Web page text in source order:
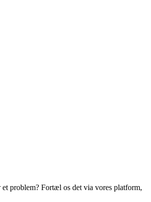
problem? Fortæl os det via vores platform,